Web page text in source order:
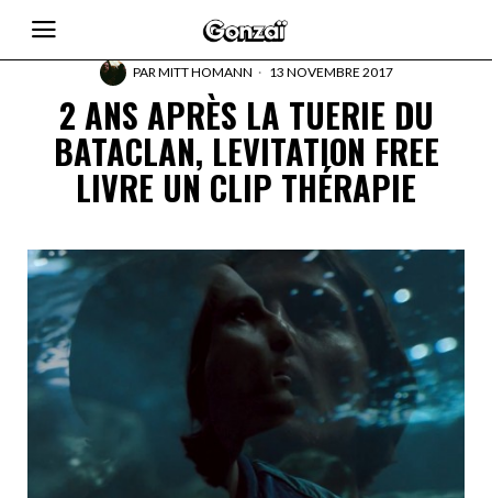
PARMITT HOMANN 13 NOVEMBRE 2017
2 ANS APRÈS LA TUERIE DU
BATACLAN, LEVITATION FREE
LIVRE UN CLIP THÉRAPIE